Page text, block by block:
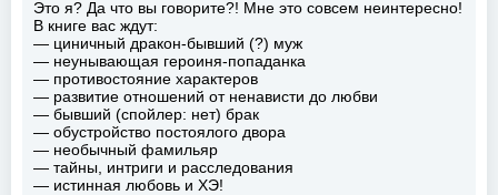
Это я? Да что вы говорите?! Мне это совсем неинтересно!
В книге вас ждут:
— циничный дракон-бывший (?) муж
— неунывающая героиня-попаданка
— противостояние характеров
— развитие отношений от ненависти до любви
— бывший (спойлер: нет) брак
— обустройство постоялого двора
— необычный фамильяр
— тайны, интриги и расследования
— истинная любовь и ХЭ!